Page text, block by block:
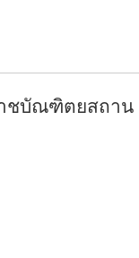
ชบัณฑิตยสถาน